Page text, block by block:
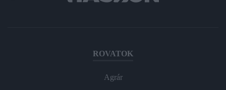
ROVATOK
Agrár